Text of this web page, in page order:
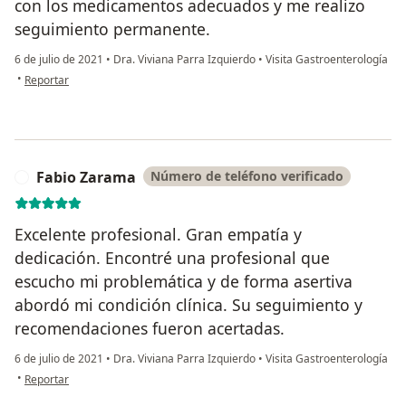
con los medicamentos adecuados y me realizo
seguimiento permanente.
6 de julio de 2021 • Dra. Viviana Parra Izquierdo • Visita Gastroenterología
• en opinión del usuario Alejandro Ibarra
Reportar
Fabio Zarama Número de teléfono verificado
Excelente profesional. Gran empatía y
dedicación. Encontré una profesional que
escucho mi problemática y de forma asertiva
abordó mi condición clínica. Su seguimiento y
recomendaciones fueron acertadas.
6 de julio de 2021 • Dra. Viviana Parra Izquierdo • Visita Gastroenterología
• en opinión del usuario Fabio Zarama
Reportar